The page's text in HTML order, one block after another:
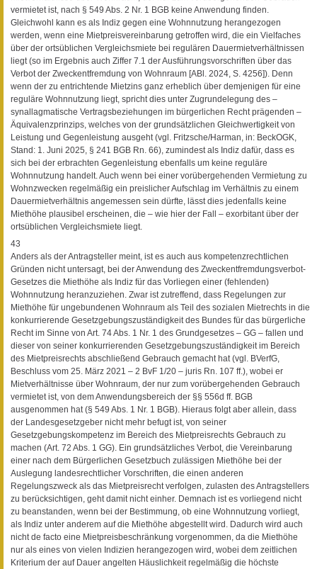
vermietet ist, nach § 549 Abs. 2 Nr. 1 BGB keine Anwendung finden.
Gleichwohl kann es als Indiz gegen eine Wohnnutzung herangezogen
werden, wenn eine Mietpreisvereinbarung getroffen wird, die ein Vielfaches
über der ortsüblichen Vergleichsmiete bei regulären Dauermietverhältnissen
liegt (so im Ergebnis auch Ziffer 7.1 der Ausführungsvorschriften über das
Verbot der Zweckentfremdung von Wohnraum [ABl. 2024, S. 4256]). Denn
wenn der zu entrichtende Mietzins ganz erheblich über demjenigen für eine
reguläre Wohnnutzung liegt, spricht dies unter Zugrundelegung des –
synallagmatische Vertragsbeziehungen im bürgerlichen Recht prägenden –
Äquivalenzprinzips, welches von der grundsätzlichen Gleichwertigkeit von
Leistung und Gegenleistung ausgeht (vgl. Fritzsche/Harman, in: BeckOGK,
Stand: 1. Juni 2025, § 241 BGB Rn. 66), zumindest als Indiz dafür, dass es
sich bei der erbrachten Gegenleistung ebenfalls um keine reguläre
Wohnnutzung handelt. Auch wenn bei einer vorübergehenden Vermietung zu
Wohnzwecken regelmäßig ein preislicher Aufschlag im Verhältnis zu einem
Dauermietverhältnis angemessen sein dürfte, lässt dies jedenfalls keine
Miethöhe plausibel erscheinen, die – wie hier der Fall – exorbitant über der
ortsüblichen Vergleichsmiete liegt.
43
Anders als der Antragsteller meint, ist es auch aus kompetenzrechtlichen
Gründen nicht untersagt, bei der Anwendung des Zweckentfremdungsverbot-
Gesetzes die Miethöhe als Indiz für das Vorliegen einer (fehlenden)
Wohnnutzung heranzuziehen. Zwar ist zutreffend, dass Regelungen zur
Miethöhe für ungebundenen Wohnraum als Teil des sozialen Mietrechts in die
konkurrierende Gesetzgebungszuständigkeit des Bundes für das bürgerliche
Recht im Sinne von Art. 74 Abs. 1 Nr. 1 des Grundgesetzes – GG – fallen und
dieser von seiner konkurrierenden Gesetzgebungszuständigkeit im Bereich
des Mietpreisrechts abschließend Gebrauch gemacht hat (vgl. BVerfG,
Beschluss vom 25. März 2021 – 2 BvF 1/20 – juris Rn. 107 ff.), wobei er
Mietverhältnisse über Wohnraum, der nur zum vorübergehenden Gebrauch
vermietet ist, von dem Anwendungsbereich der §§ 556d ff. BGB
ausgenommen hat (§ 549 Abs. 1 Nr. 1 BGB). Hieraus folgt aber allein, dass
der Landesgesetzgeber nicht mehr befugt ist, von seiner
Gesetzgebungskompetenz im Bereich des Mietpreisrechts Gebrauch zu
machen (Art. 72 Abs. 1 GG). Ein grundsätzliches Verbot, die Vereinbarung
einer nach dem Bürgerlichen Gesetzbuch zulässigen Miethöhe bei der
Auslegung landesrechtlicher Vorschriften, die einen anderen
Regelungszweck als das Mietpreisrecht verfolgen, zulasten des Antragstellers
zu berücksichtigen, geht damit nicht einher. Demnach ist es vorliegend nicht
zu beanstanden, wenn bei der Bestimmung, ob eine Wohnnutzung vorliegt,
als Indiz unter anderem auf die Miethöhe abgestellt wird. Dadurch wird auch
nicht de facto eine Mietpreisbeschränkung vorgenommen, da die Miethöhe
nur als eines von vielen Indizien herangezogen wird, wobei dem zeitlichen
Kriterium der auf Dauer angelten Häuslichkeit regelmäßig die höchste